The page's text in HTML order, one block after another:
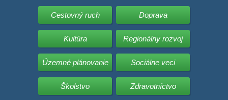
Cestovný ruch Doprava
Kultúra Regionálny rozvoj
Územné plánovanie Sociálne veci
Školstvo Zdravotníctvo